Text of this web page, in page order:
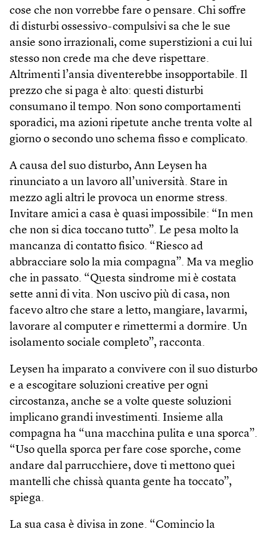
cose che non vorrebbe fare o pensare. Chi soffre
di disturbi ossessivo-compulsivi sa che le sue
ansie sono irrazionali, come superstizioni a cui lui
stesso non crede ma che deve rispettare.
Altrimenti l’ansia diventerebbe insopportabile. Il
prezzo che si paga è alto: questi disturbi
consumano il tempo. Non sono comportamenti
sporadici, ma azioni ripetute anche trenta volte al
giorno o secondo uno schema fisso e complicato.
A causa del suo disturbo, Ann Leysen ha
rinunciato a un lavoro all’università. Stare in
mezzo agli altri le provoca un enorme stress.
Invitare amici a casa è quasi impossibile: “In men
che non si dica toccano tutto”. Le pesa molto la
mancanza di contatto fisico. “Riesco ad
abbracciare solo la mia compagna”. Ma va meglio
che in passato. “Questa sindrome mi è costata
sette anni di vita. Non uscivo più di casa, non
facevo altro che stare a letto, mangiare, lavarmi,
lavorare al computer e rimettermi a dormire. Un
isolamento sociale completo”, racconta.
Leysen ha imparato a convivere con il suo disturbo
e a escogitare soluzioni creative per ogni
circostanza, anche se a volte queste soluzioni
implicano grandi investimenti. Insieme alla
compagna ha “una macchina pulita e una sporca”.
“Uso quella sporca per fare cose sporche, come
andare dal parrucchiere, dove ti mettono quei
mantelli che chissà quanta gente ha toccato”,
spiega.
La sua casa è divisa in zone. “Comincio la